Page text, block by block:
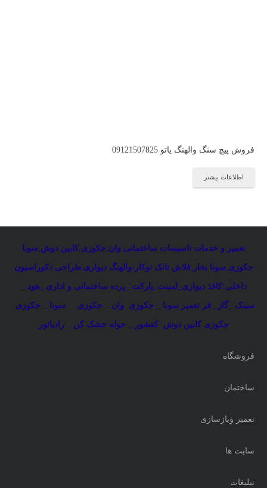
فروش پیچ سنگ والهنگ یاتو 09121507825
اطلاعات بیشتر
تعمیر و خدمات تاسیسات ساختمانی:وان جکوزی ,کابین دوش سونا
جکوزی سونا بخار فلاش تانک توکار-والهنگ دیواری ,طراحی دکوراسیون
داخلی:کاغذ دیواری_لمینت_پارکت _پرده ساختمانی و اداری _هود _
سینک _گاز _فر تعمیر سونا _ جکوزی وان _ جکوزی سونا _ جکوزی
جکوزی کابین دوش کفشور _ حوله خشک کن _ رادیاتور
فروشگاه
ساختمان
تعمیر وبازسازی
سایت ها
تبلیغات